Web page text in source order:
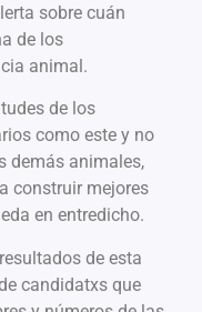
sobre cuán
de los
animal.
de los
como este y no
demás animales,
construir mejores
en entredicho.
de esta
candidatxs que